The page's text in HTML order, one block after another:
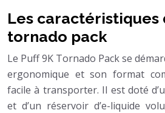
Les caractéristiques
tornado pack
Le Puff 9K Tornado Pack se
ergonomique et son format
facile à transporter. Il est doté
et d’un réservoir d’e-liquide